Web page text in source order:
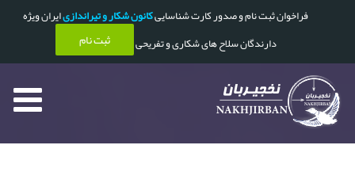
فراخوان ثبت نام و صدور کارت شناساییکانون شکار و تیراندازیایران ویژه
دارندگان سلاح های شکاری و تفریحی
ثبت نام